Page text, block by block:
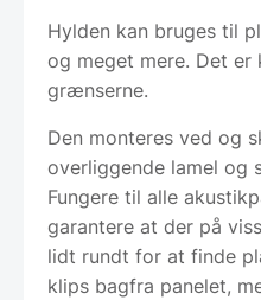
Hylden kan bruges til
og meget mere. Det
grænserne.
Den monteres ved og
overliggende lamel og
Fungere til alle
garantere at der på
lidt rundt for at finde
klips bagfra panelet,